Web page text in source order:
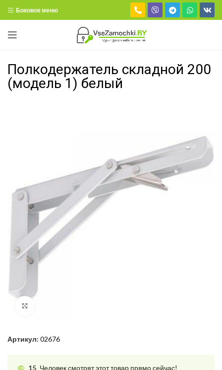
Боковое меню
Полкодержатель складной 200
(модель 1) белый
Артикул: 02676
15 Человек смотрят этот товар прямо сейчас!